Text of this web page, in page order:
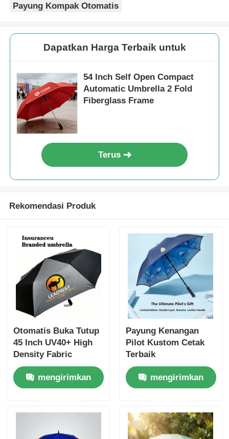
Payung Kompak Otomatis
Dapatkan Harga Terbaik untuk
54 Inch Self Open Compact
Automatic Umbrella 2 Fold
Fiberglass Frame
Terus
Rekomendasi Produk
Otomatis Buka Tutup
45 Inch UV40+ High
Density Fabric
Corporate Gift
Umbrella dengan
Logo Screen Print
mengirimkan
Payung Kenangan
Pilot Kustom Cetak
Terbaik
mengirimkan